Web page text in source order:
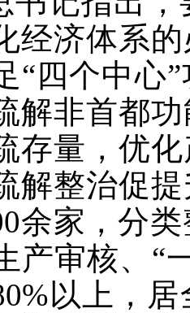
经济体系
“四个中心
解非首都
存量，优
解整治促
余家，分
产审核、“
以上，